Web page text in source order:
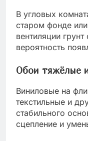
В угловых
старом фонде
вентиляции
вероятность
Обои тяжёлые
Виниловые на
текстильные и
стабильного
сцепление и